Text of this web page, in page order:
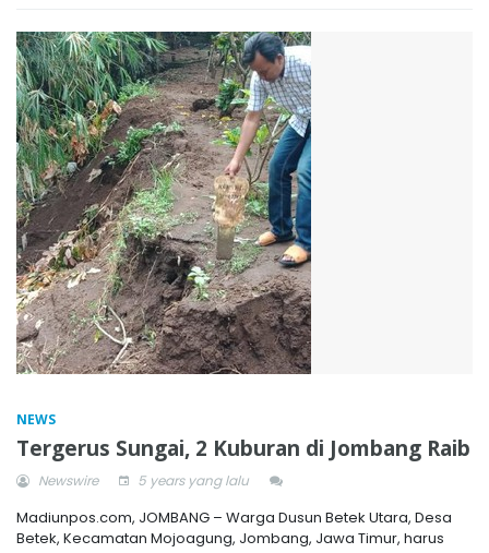
NEWS
Tergerus Sungai, 2 Kuburan di Jombang Raib
Newswire 5 years yang lalu
Madiunpos.com, JOMBANG – Warga Dusun Betek Utara, Desa
Betek, Kecamatan Mojoagung, Jombang, Jawa Timur, harus